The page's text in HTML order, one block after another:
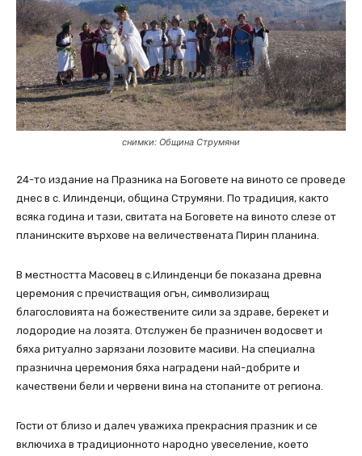
снимки: Община Струмяни
24-то издание на Празника на Боговете на виното се проведе
днес в с. Илинденци, община Струмяни. По традиция, както
всяка година и тази, свитата на Боговете на виното слезе от
планинските върхове на величествената Пирин планина.
В местността Масовец в с.Илинденци бе показана древна
церемония с пречистващия огън, символизиращ
благословията на божествените сили за здраве, берекет и
лодородие на лозята. Oтслужен бе празничен водосвет и
бяха ритуално зарязани лозовите масиви. На специална
празнична церемония бяха наградени най-добрите и
качествени бели и червени вина на стопаните от региона.
Гости от близо и далеч уважиха прекрасния празник и се
включиха в традиционното народно увеселение, което